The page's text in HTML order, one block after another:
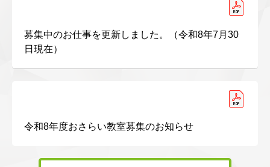
募集中のお仕事を更新しました。（令和8年7月30
日現在）
令和8年度おさらい教室募集のお知らせ